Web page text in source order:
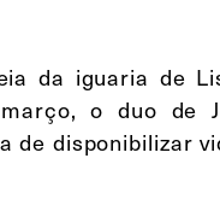
da iguaria de
o duo de
de disponibilizar